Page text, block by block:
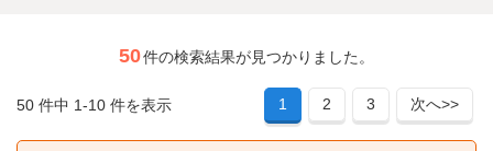
50件の検索結果が見つかりました。
50 件中 1-10 件を表示 1 2 3 次へ>>